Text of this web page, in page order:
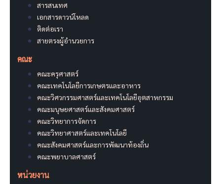
สารสนเทศ
เอกสารดาวน์โหลด
ติดต่อเรา
สายตรงผู้อำนวยการ
คณะ
คณะครุศาสตร์
คณะเทคโนโลยีการเกษตรและอาหาร
คณะวิศวกรรมศาสตร์และเทคโนโลยีอุตสาหกรรม
คณะมนุษยศาสตร์และสังคมศาสตร์
คณะวิทยาการจัดการ
คณะวิทยาศาสตร์และเทคโนโลยี
คณะสังคมศาสตร์และการพัฒนาท้องถิ่น
คณะพยาบาลศาสตร์
หน่วยงาน